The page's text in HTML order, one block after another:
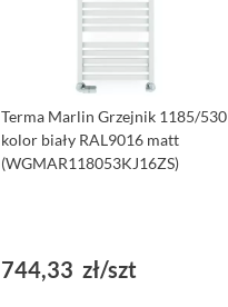
Terma Marlin Grzejnik 1185/530
kolor biały RAL9016 matt
(WGMAR118053KJ16ZS)
744,33 zł/szt